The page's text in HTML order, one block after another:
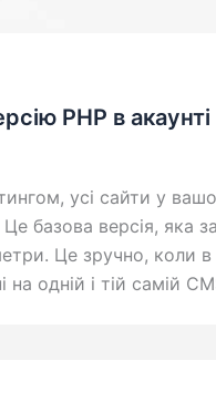
PHP в акаунті
усі сайти у
Це базова версія,
Це зручно, коли
на одній і тій самій